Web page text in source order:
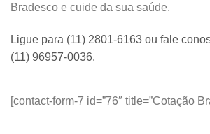
Bradesco e cuide da sua saúde.
Ligue para (11) 2801-6163 ou fale
(11) 96957-0036.
[contact-form-7 id=”76″ title=”Cotação